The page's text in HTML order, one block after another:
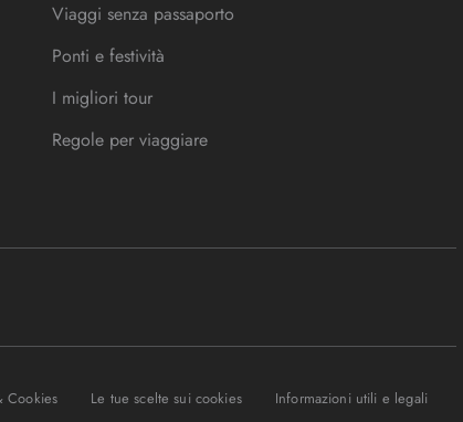
Viaggi senza passaporto
Ponti e festività
I migliori tour
Regole per viaggiare
Cookies Le tue scelte sui cookies Informazioni utili e legali